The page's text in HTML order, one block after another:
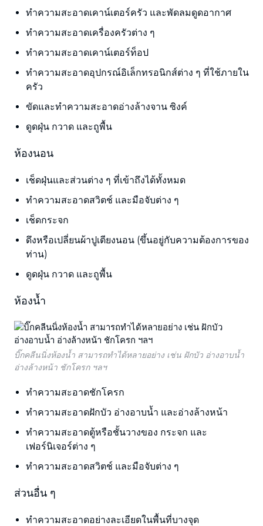
ทำความสะอาดเคาน์เตอร์ครัว และพัดลมดูดอากาศ
ทำความสะอาดเครื่องครัวต่าง ๆ
ทำความสะอาดเคาน์เตอร์ท็อป
ทำความสะอาดอุปกรณ์อิเล็กทรอนิกส์ต่าง ๆ ที่ใช้ภายใน
ครัว
ขัดและทำความสะอาดอ่างล้างจาน ซิงค์
ดูดฝุ่น กวาด และถูพื้น
ห้องนอน
เช็ดฝุ่นและส่วนต่าง ๆ ที่เข้าถึงได้ทั้งหมด
ทำความสะอาดสวิตช์ และมือจับต่าง ๆ
เช็ดกระจก
ดึงหรือเปลี่ยนผ้าปูเตียงนอน (ขึ้นอยู่กับความต้องการของ
ท่าน)
ดูดฝุ่น กวาด และถูพื้น
ห้องน้ำ
บิ๊กคลีนนิ่งห้องน้ำ สามารถทำได้หลายอย่าง เช่น ฝักบัว อ่างอาบน้ำ
อ่างล้างหน้า ชักโครก ฯลฯ
ทำความสะอาดชักโครก
ทำความสะอาดฝักบัว อ่างอาบน้ำ และอ่างล้างหน้า
ทำความสะอาดตู้หรือชั้นวางของ กระจก และ
เฟอร์นิเจอร์ต่าง ๆ
ทำความสะอาดสวิตช์ และมือจับต่าง ๆ
ส่วนอื่น ๆ
ทำความสะอาดอย่างละเอียดในพื้นที่บางจุด